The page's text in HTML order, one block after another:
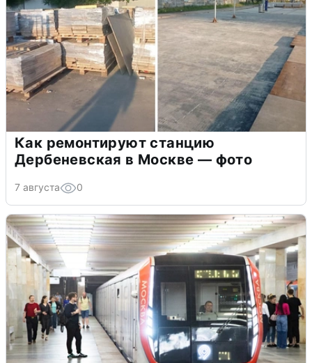
Как ремонтируют станцию
Дербеневская в Москве — фото
7 августа 0